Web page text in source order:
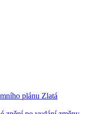
plánu Zlatá